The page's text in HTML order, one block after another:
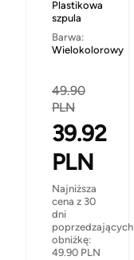
Plastikowa
szpula
Barwa:
Wielokolorowy
49.90
PLN
39.92
PLN
Najniższa
cena z 30
dni
poprzedzających
obniżkę:
49.90 PLN